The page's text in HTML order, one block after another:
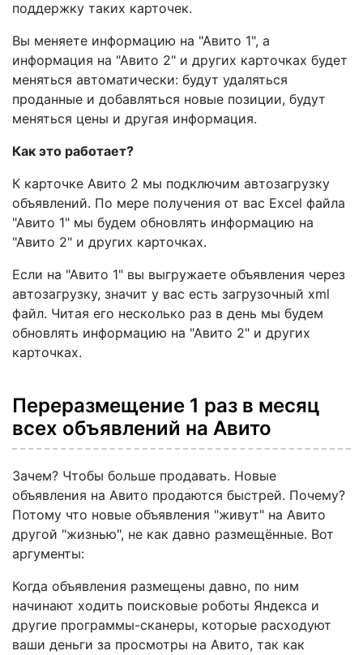
поддержку таких карточек.
Вы меняете информацию на "Авито 1", а
информация на "Авито 2" и других карточках будет
меняться автоматически: будут удаляться
проданные и добавляться новые позиции, будут
меняться цены и другая информация.
Как это работает?
К карточке Авито 2 мы подключим автозагрузку
объявлений. По мере получения от вас Excel файла
"Авито 1" мы будем обновлять информацию на
"Авито 2" и других карточках.
Если на "Авито 1" вы выгружаете объявления через
автозагрузку, значит у вас есть загрузочный xml
файл. Читая его несколько раз в день мы будем
обновлять информацию на "Авито 2" и других
карточках.
Переразмещение 1 раз в месяц
всех объявлений на Авито
Зачем? Чтобы больше продавать. Новые
объявления на Авито продаются быстрей. Почему?
Потому что новые объявления "живут" на Авито
другой "жизнью", не как давно размещённые. Вот
аргументы:
Когда объявления размещены давно, по ним
начинают ходить поисковые роботы Яндекса и
другие программы-сканеры, которые расходуют
ваши деньги за просмотры на Авито, так как